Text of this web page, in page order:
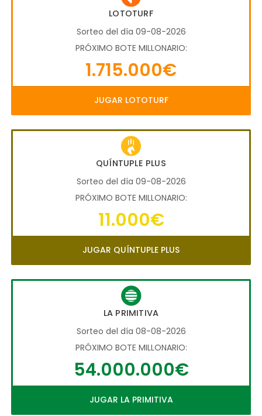
LOTOTURF
Sorteo del día 09-08-2026
PRÓXIMO BOTE MILLONARIO:
1.715.000€
JUGAR LOTOTURF
QUÍNTUPLE PLUS
Sorteo del día 09-08-2026
PRÓXIMO BOTE MILLONARIO:
11.000€
JUGAR QUÍNTUPLE PLUS
LA PRIMITIVA
Sorteo del día 08-08-2026
PRÓXIMO BOTE MILLONARIO:
54.000.000€
JUGAR LA PRIMITIVA